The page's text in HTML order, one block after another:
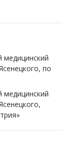
медицинский
по
медицинский